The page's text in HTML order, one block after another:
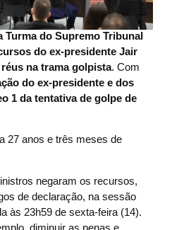
Turma do Supremo Tribunal
do ex-presidente Jair
na trama golpista. Com
do ex-presidente e dos
1 da tentativa de golpe de
27 anos e três meses de
negaram os recursos,
de declaração, na sessão
às 23h59 de sexta-feira (14).
diminuir as penas e